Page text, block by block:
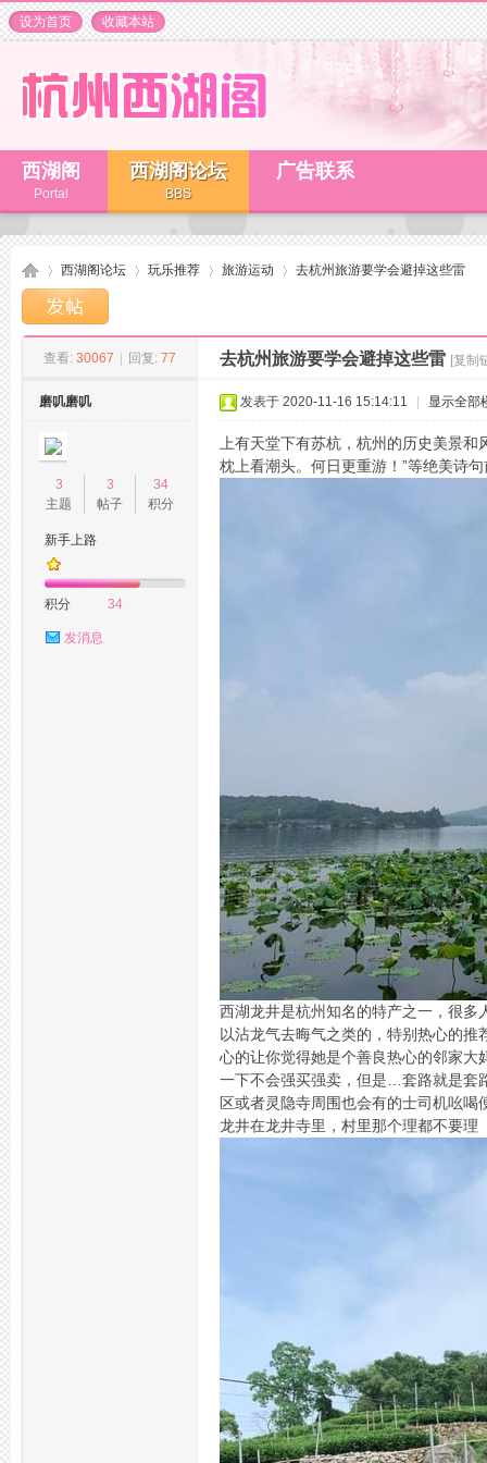
设为首页 收藏本站
西湖阁
Portal
西湖阁论坛
BBS
广告联系
»
西湖阁论坛
›
玩乐推荐 旅游运动
›
去杭州旅游要学会避掉这些雷
查看: 30067 回复: 77 去杭州旅游要学会避掉这些雷 [复制
磨叽磨叽
3
主题
3
帖子
34
积分
新手上路
积分 34
发消息
发表于 2020-11-16 15:14:11 显示全部
上有天堂下有苏杭，杭州的历史美景
枕上看潮头。何日更重游！”等绝美诗
西湖龙井是杭州知名的特产之一，很
以沾龙气去晦气之类的，特别热心的
心的让你觉得她是个善良热心的邻家
一下不会强买强卖，但是…套路就是套
区或者灵隐寺周围也会有的士司机吆
龙井在龙井寺里，村里那个理都不要理